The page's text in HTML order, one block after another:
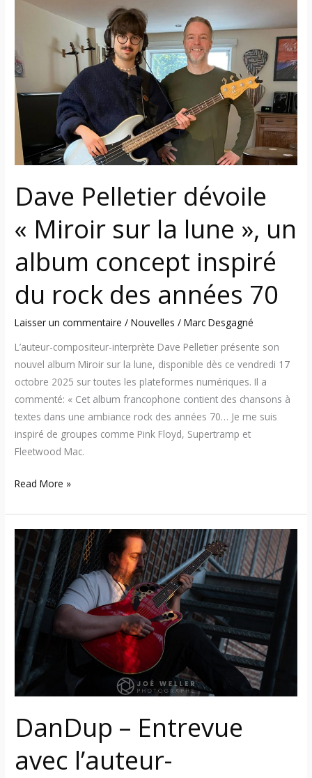
Dave Pelletier dévoile
« Miroir sur la lune », un
album concept inspiré
du rock des années 70
Laisser un commentaire /Nouvelles /Marc Desgagné
L’auteur-compositeur-interprète Dave Pelletier présente son
nouvel album Miroir sur la lune, disponible dès ce vendredi 17
octobre 2025 sur toutes les plateformes numériques. Il a
commenté: « Cet album francophone contient des chansons à
textes dans une ambiance rock des années 70… Je me suis
inspiré de groupes comme Pink Floyd, Supertramp et
Fleetwood Mac.
Dave
« Miroir
sur
la
lune »,
un
album
concept
des
années
70
Read More »
DanDup – Entrevue
avec l’auteur-
DanDup
Entrevue
avec
l’auteur-
compositeur-
interprète
québécois
propos
solo